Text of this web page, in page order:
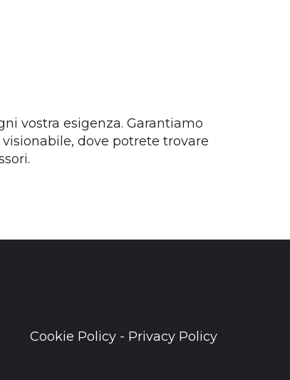
vostra esigenza. Garantiamo
dove potrete trovare
Cookie Policy - Privacy Policy